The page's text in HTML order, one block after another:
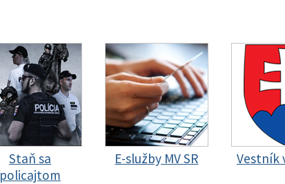
Staň sa
policajtom
E-služby MV SR Vestník